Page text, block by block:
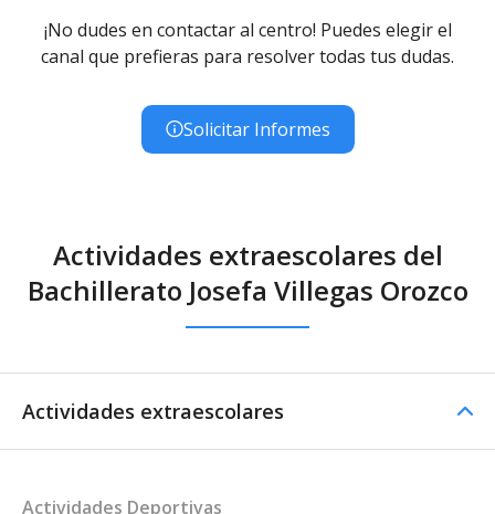
¡No dudes en contactar al centro! Puedes elegir el
canal que prefieras para resolver todas tus dudas.
Solicitar Informes
Actividades extraescolares del
Bachillerato Josefa Villegas Orozco
Actividades extraescolares
Actividades Deportivas